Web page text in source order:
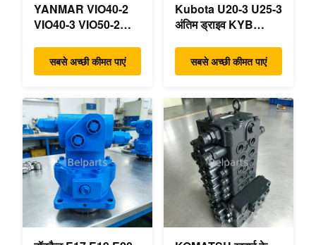
YANMAR VIO40-2
VIO40-3 VIO50-2
VIO55-3 मुख्य
हाइड्रोलिक पंप OEM
16023 B0600-16017
मिनी खुदाई
सबसे अच्छी कीमत पाएं
Kubota U20-3 U25-3
अंतिम ड्राइव KYB
OEM ट्रैवल मोटर
B0240-18076
RB559-61290
RC157-78000 मिनी
खुदाई भागों के लिए
सबसे अच्छी कीमत पाएं